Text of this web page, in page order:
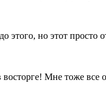
этого, но этот просто
Мне тоже все